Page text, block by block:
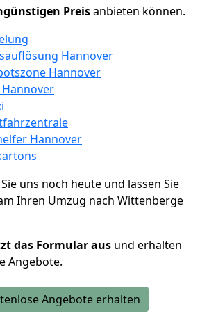
Preisanbieten können.
Hannover
Hannover
Hannover
uns noch heute und lassen Sie
Ihren Umzug nach Wittenberge
das Formular aus und erhalten
Angebote.
Angebote erhalten